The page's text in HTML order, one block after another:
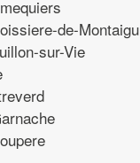
de-Montaigu
sur-Vie